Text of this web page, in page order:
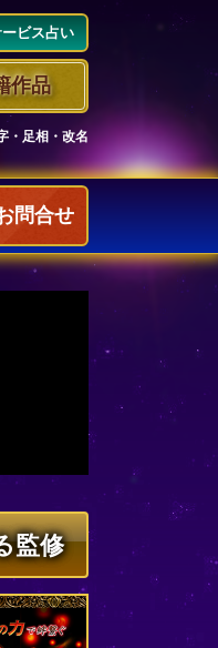
ビス占い
作品
・足相・改名
問合せ
監修